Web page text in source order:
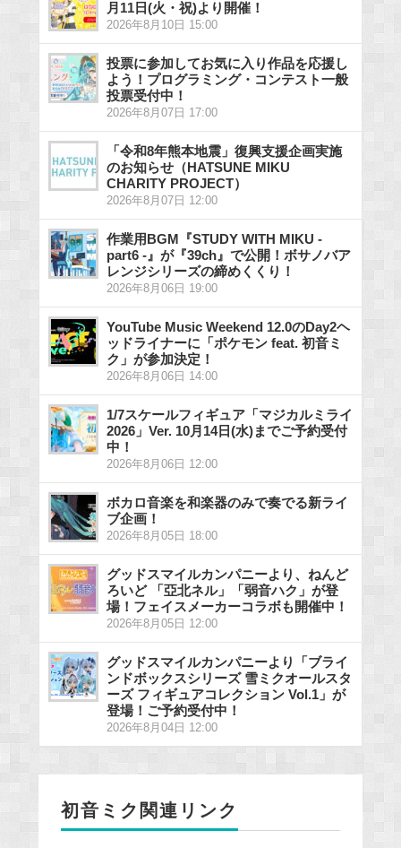
月11日(火・祝)より開催！
2026年8月10日 15:00
投票に参加してお気に入り作品を応援し
よう！プログラミング・コンテスト一般
投票受付中！
2026年8月07日 17:00
「令和8年熊本地震」復興支援企画実施
のお知らせ（HATSUNE MIKU
CHARITY PROJECT）
2026年8月07日 12:00
作業用BGM『STUDY WITH MIKU -
part6 -』が『39ch』で公開！ボサノバア
レンジシリーズの締めくくり！
2026年8月06日 19:00
YouTube Music Weekend 12.0のDay2ヘ
ッドライナーに「ポケモン feat. 初音ミ
ク」が参加決定！
2026年8月06日 14:00
1/7スケールフィギュア「マジカルミライ
2026」Ver. 10月14日(水)までご予約受付
中！
2026年8月06日 12:00
ボカロ音楽を和楽器のみで奏でる新ライ
ブ企画！
2026年8月05日 18:00
グッドスマイルカンパニーより、ねんど
ろいど 「亞北ネル」「弱音ハク」が登
場！フェイスメーカーコラボも開催中！
2026年8月05日 12:00
グッドスマイルカンパニーより「ブライ
ンドボックスシリーズ 雪ミクオールスタ
ーズ フィギュアコレクション Vol.1」が
登場！ご予約受付中！
2026年8月04日 12:00
初音ミク関連リンク